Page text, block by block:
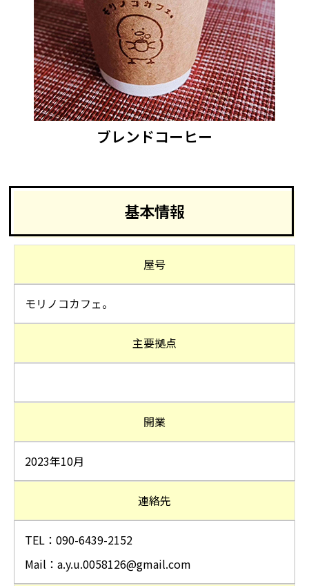
ブレンドコーヒー
基本情報
屋号
モリノコカフェ。
主要拠点
開業
2023年10月
連絡先
TEL：090-6439-2152
Mail：a.y.u.0058126@gmail.com